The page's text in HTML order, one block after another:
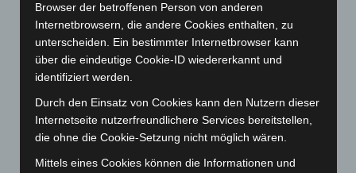
Juni 2023 (142)
Mai 2023(139)
April 2023 (155)
Februar 2023(154)
Januar 2023(140)
Dezember 2022(130)
Browser der betroffenen Person von anderen
Internetbrowsern, die andere Cookies enthalten, zu
unterscheiden. Ein bestimmter Internetbrowser kann
über die eindeutige Cookie-ID wiedererkannt und
identifiziert werden.
Durch den Einsatz von Cookies kann den Nutzern dieser
Internetseite nutzerfreundlichere Services bereitstellen,
die ohne die Cookie-Setzung nicht möglich wären.
Mittels eines Cookies können die Informationen und